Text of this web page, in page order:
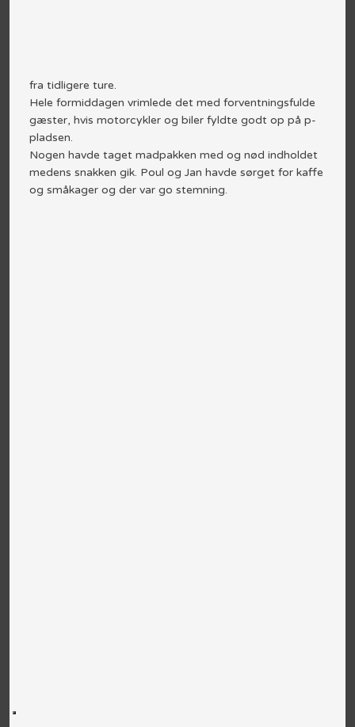
fra tidligere ture.
Hele formiddagen vrimlede det med forventningsfulde
gæster, hvis motorcykler og biler fyldte godt op på p-
pladsen.
Nogen havde taget madpakken med og nød indholdet
medens snakken gik. Poul og Jan havde sørget for kaffe
og småkager og der var go stemning.